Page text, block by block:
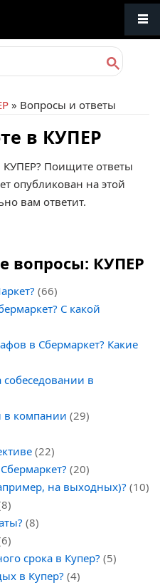
» Вопросы и ответы
в КУПЕР
КУПЕР? Поищите ответы
опубликован на этой
вам ответит.
вопросы: КУПЕР
(66)
С какой
в Сбермаркет? Какие
в
в компании (29)
(22)
(20)
на выходных)? (10)
(8)
срока в Купер? (5)
в Купер? (4)